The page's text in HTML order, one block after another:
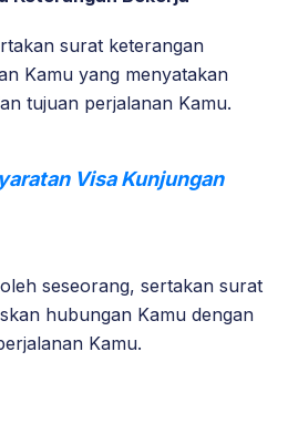
surat keterangan
Kamu yang menyatakan
tujuan perjalanan Kamu.
Visa Kunjungan
seseorang, sertakan surat
hubungan Kamu dengan
Kamu.